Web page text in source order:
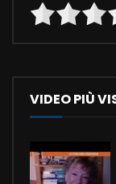
VIDEO PIÙ